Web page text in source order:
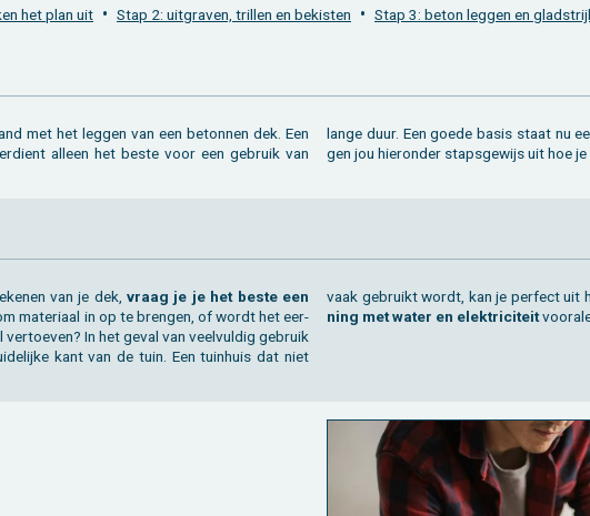
het plan uit • Stap 2: uit­gra­ven, tril­len en be­kis­ten • Stap 3: beton leg­gen en
met het leg­gen van een be­ton­nen dek. Een
al­leen het beste voor een ge­bruik van
ga­rant voor hoge over­le­vings­kan­sen. Wij leg­
gen jou hier­on­der staps­ge­wijs uit hoe
van je dek, vraag je je het beste een
ma­te­ri­aal in op te bren­gen, of wordt het eer­
In het geval van veel­vul­dig ge­bruik
kant van de tuin. Een tuin­huis dat niet
vaak ge­bruikt wordt, kan je per­fect uit
ning met water en elek­tri­ci­teit